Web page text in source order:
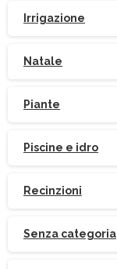
Irrigazione
Natale
Piante
Piscine e idro
Recinzioni
Senza categoria